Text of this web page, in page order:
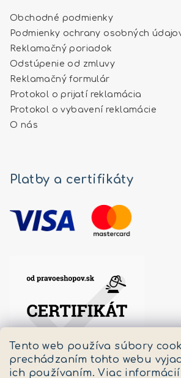
Tento web používa súbory
prechádzaním tohto webu
ich používaním. Viac informácií
Obchodné podmienky
Podmienky ochrany osobných
Reklamačný poriadok
Odstúpenie od zmluvy
Reklamačný formulár
Protokol o prijatí reklamácia
Protokol o vybavení reklamácie
O nás
Platby a certifikáty